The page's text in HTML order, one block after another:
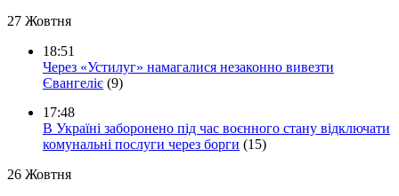
27 Жовтня
18:51
Через «Устилуг» намагалися незаконно вивезти
Євангеліє (9)
17:48
В Україні заборонено під час воєнного стану відключати
комунальні послуги через борги (15)
26 Жовтня